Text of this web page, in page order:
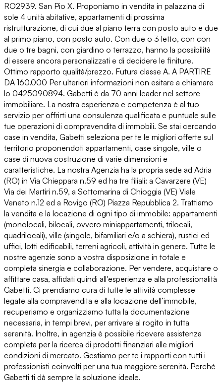
RO2939. San Pio X. Proponiamo in vendita in palazzina di
sole 4 unità abitative, appartamenti di prossima
ristrutturazione, di cui due al piano terra con posto auto e due
al primo piano, con posto auto. Con due o 3 letto, con con
due o tre bagni, con giardino o terrazzo, hanno la possibilità
di essere ancora personalizzati e di decidere le finiture.
Ottimo rapporto qualità/prezzo. Futura classe A. A PARTIRE
DA 160.000 Per ulteriori informazioni non esitare a chiamare
lo 0425090894. Gabetti è da 70 anni leader nel settore
immobiliare. La nostra esperienza e competenza è al tuo
servizio per offrirti una consulenza qualificata e puntuale sulle
tue operazioni di compravendita di immobili. Se stai cercando
case in vendita, Gabetti seleziona per te le migliori offerte sul
territorio proponendoti appartamenti, case singole, ville o
case di nuova costruzione di varie dimensioni e
caratteristiche. La nostra Agenzia ha la propria sede ad Adria
(RO) in Via Chieppara n.59 ed ha tre filiali: a Cavarzere (VE)
Via dei Martiri n.59, a Sottomarina di Chioggia (VE) Viale
Veneto n.12 ed a Rovigo (RO) Piazza Repubblica 2. Trattiamo
la vendita e la locazione di ogni tipo di immobile: appartamenti
(monolocali, bilocali, ovvero miniappartamenti, trilocali,
quadrilocali), ville (singole, bifamiliari e/o a schiera), rustici ed
uffici, lotti edificabili, terreni agricoli, attività in genere. Tutte le
nostre agenzie sono a vostra disposizione in totale e
completa sinergia e collaborazione. Per vendere, acquistare o
affittare casa, affidati quindi all'esperienza e alla professionalità
Gabetti. Ci prendiamo cura di tutte le attività complesse
legate alla compravendita e alla locazione dell’immobile,
recuperiamo e organizziamo tutta la documentazione
necessaria, in tempi brevi, per arrivare al rogito in tutta
serenità. Inoltre, in agenzia è possibile ricevere assistenza
completa per la ricerca di prodotti finanziari alle migliori
condizioni di mercato. Gestiamo per te i rapporti con tutti i
professionisti coinvolti per una tua maggiore serenità. Perché
Gabetti ti dà sempre la soluzione ideale.